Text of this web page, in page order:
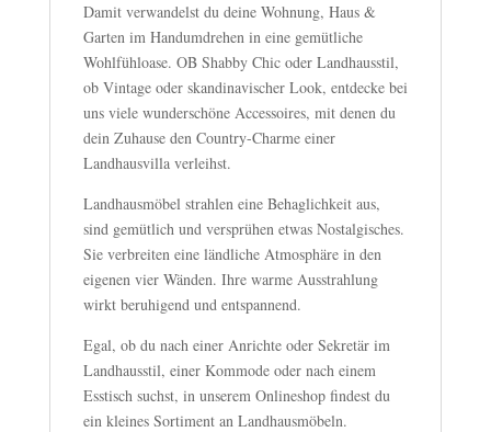
Damit verwandelst du deine Wohnung, Haus &
Garten im Handumdrehen in eine gemütliche
Wohlfühloase. OB Shabby Chic oder Landhausstil,
ob Vintage oder skandinavischer Look, entdecke bei
uns viele wunderschöne Accessoires, mit denen du
dein Zuhause den Country-Charme einer
Landhausvilla verleihst.
Landhausmöbel strahlen eine Behaglichkeit aus,
sind gemütlich und versprühen etwas Nostalgisches.
Sie verbreiten eine ländliche Atmosphäre in den
eigenen vier Wänden. Ihre warme Ausstrahlung
wirkt beruhigend und entspannend.
Egal, ob du nach einer Anrichte oder Sekretär im
Landhausstil, einer Kommode oder nach einem
Esstisch suchst, in unserem Onlineshop findest du
ein kleines Sortiment an Landhausmöbeln.